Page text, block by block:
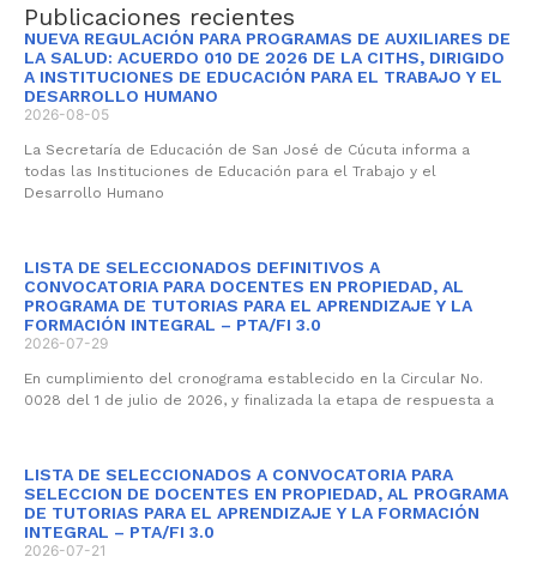
Publicaciones recientes
NUEVA REGULACIÓN PARA PROGRAMAS DE AUXILIARES DE
LA SALUD: ACUERDO 010 DE 2026 DE LA CITHS, DIRIGIDO
A INSTITUCIONES DE EDUCACIÓN PARA EL TRABAJO Y EL
DESARROLLO HUMANO
2026-08-05
La Secretaría de Educación de San José de Cúcuta informa a
todas las Instituciones de Educación para el Trabajo y el
Desarrollo Humano
LISTA DE SELECCIONADOS DEFINITIVOS A
CONVOCATORIA PARA DOCENTES EN PROPIEDAD, AL
PROGRAMA DE TUTORIAS PARA EL APRENDIZAJE Y LA
FORMACIÓN INTEGRAL – PTA/FI 3.0
2026-07-29
En cumplimiento del cronograma establecido en la Circular No.
0028 del 1 de julio de 2026, y finalizada la etapa de respuesta a
LISTA DE SELECCIONADOS A CONVOCATORIA PARA
SELECCION DE DOCENTES EN PROPIEDAD, AL PROGRAMA
DE TUTORIAS PARA EL APRENDIZAJE Y LA FORMACIÓN
INTEGRAL – PTA/FI 3.0
2026-07-21